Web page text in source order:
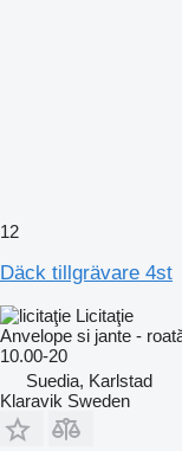
12
Däck tillgrävare 4st
Licitaţie
Anvelope si jante -
10.00-20
Suedia, Karlstad
Klaravik Sweden